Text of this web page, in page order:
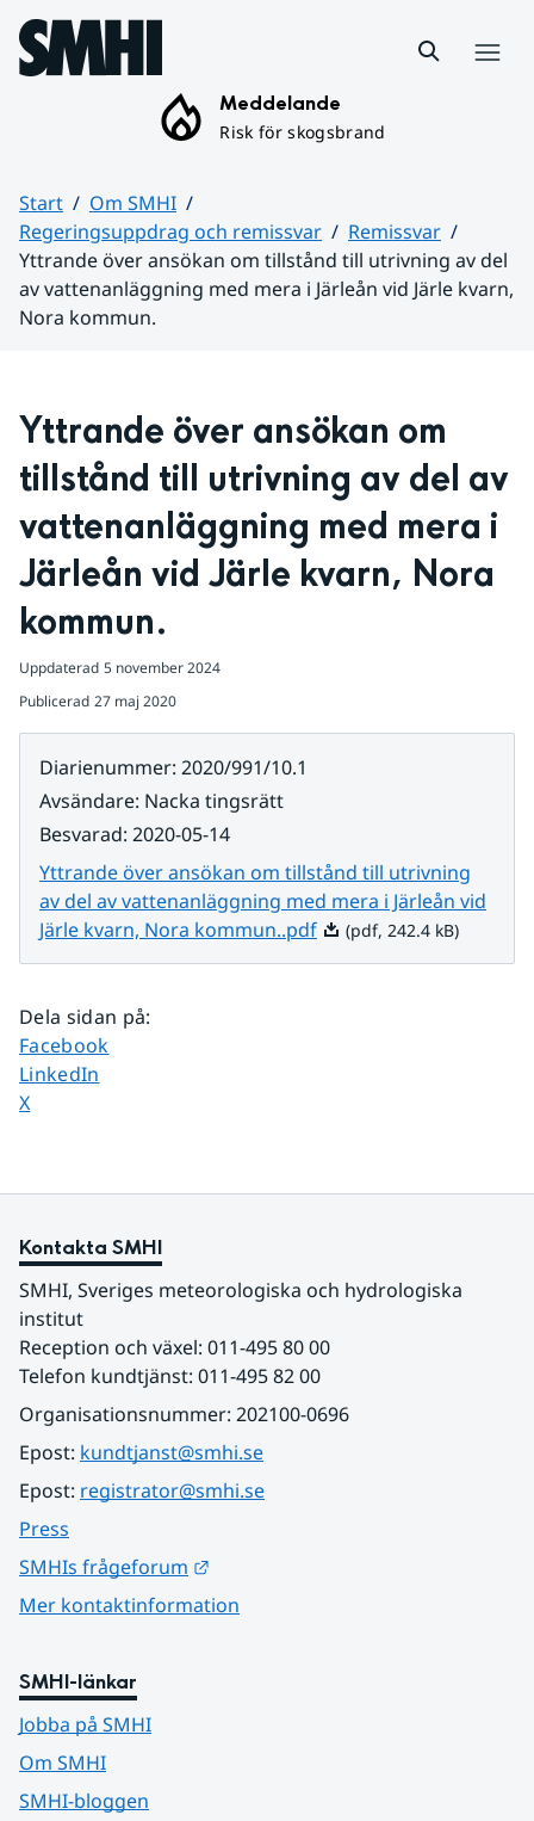
Hoppa till sidans innehåll
Meddelande
Risk för skogsbrand
Start
Om SMHI
Regeringsuppdrag och remissvar
Remissvar
Yttrande över ansökan om tillstånd till utrivning av del
av vattenanläggning med mera i Järleån vid Järle kvarn,
Nora kommun.
Yttrande över ansökan om
tillstånd till utrivning av del av
vattenanläggning med mera i
Järleån vid Järle kvarn, Nora
kommun.
Uppdaterad 5 november 2024
Publicerad 27 maj 2020
Diarienummer: 2020/991/10.1
Avsändare: Nacka tingsrätt
Besvarad: 2020-05-14
Yttrande över ansökan om tillstånd till utrivning
av del av vattenanläggning med mera i Järleån vid
Järle kvarn, Nora kommun..pdfPdf, 242.4 kB.
(pdf, 242.4 kB)
Dela sidan på:
Dela sidan på
Facebook
Dela sidan på
LinkedIn
Dela sidan på
X
Kontakta SMHI
SMHI, Sveriges meteorologiska och hydrologiska
institut
Reception och växel: 011-495 80 00
Telefon kundtjänst: 011-495 82 00
Organisationsnummer: 202100-0696
Epost: kundtjanst@smhi.se
Epost: registrator@smhi.se
Press
SMHIs frågeforum
Mer kontaktinformation
SMHI-länkar
Jobba på SMHI
Om SMHI
SMHI-bloggen